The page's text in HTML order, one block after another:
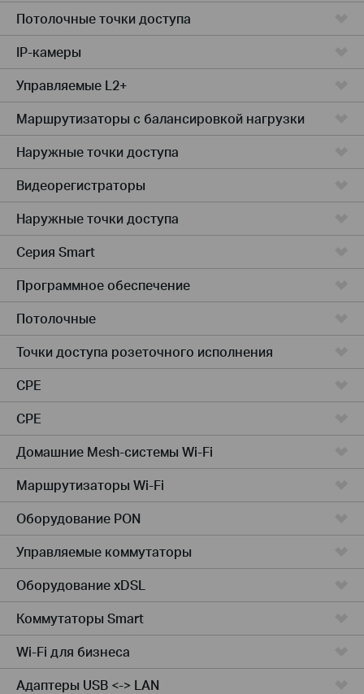
Потолочные точки доступа
IP-камеры
Управляемые L2+
Маршрутизаторы с балансировкой нагрузки
Наружные точки доступа
Видеорегистраторы
Наружные точки доступа
Серия Smart
Программное обеспечение
Потолочные
Точки доступа розеточного исполнения
CPE
CPE
Домашние Mesh-системы Wi-Fi
Маршрутизаторы Wi-Fi
Оборудование PON
Управляемые коммутаторы
Оборудование xDSL
Коммутаторы Smart
Wi-Fi для бизнеса
Адаптеры USB <-> LAN